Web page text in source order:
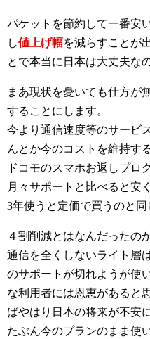
パケットを節約して一番安
し値上げ幅を減らすことが
とで本当に日本は大丈夫な
まあ現状を憂いても仕方が
することにします。
今より通信速度等のサービ
んとか今のコストを維持す
ドコモのスマホお返しプロ
月々サポートと比べると安
3年使うと定価で買うのと同
４割削減とはなんだったの
通信を全くしないライト層
のサポートが切れようが使
な利用者には恩恵があると
ばやはり日本の将来が不安
たぶん今のプランのまま使